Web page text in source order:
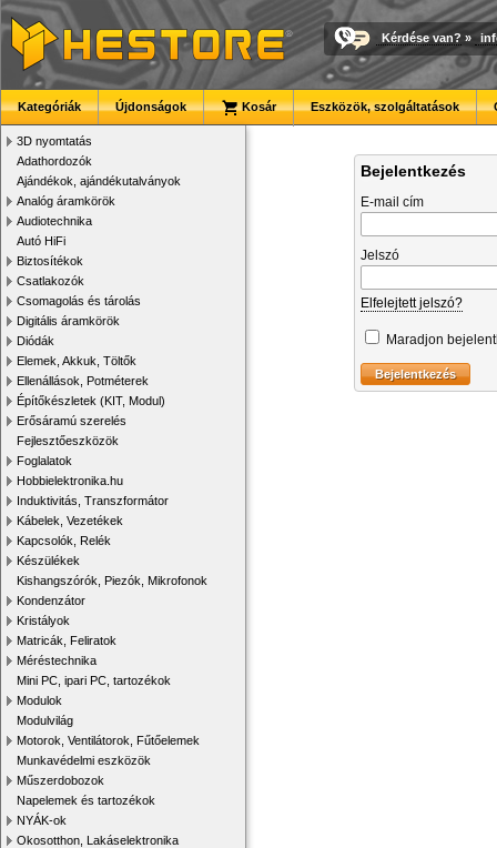
Kérdése van? »
Kategóriák Újdonságok Kosár Eszközök, szolgáltatások
3D nyomtatás
Adathordozók
Ajándékok, ajándékutalványok
Analóg áramkörök
Audiotechnika
Autó HiFi
Biztosítékok
Csatlakozók
Csomagolás és tárolás
Digitális áramkörök
Diódák
Elemek, Akkuk, Töltők
Ellenállások, Potméterek
Építőkészletek (KIT, Modul)
Erősáramú szerelés
Fejlesztőeszközök
Foglalatok
Hobbielektronika.hu
Induktivitás, Transzformátor
Kábelek, Vezetékek
Kapcsolók, Relék
Készülékek
Kishangszórók, Piezók, Mikrofonok
Kondenzátor
Kristályok
Matricák, Feliratok
Méréstechnika
Mini PC, ipari PC, tartozékok
Modulok
Modulvilág
Motorok, Ventilátorok, Fűtőelemek
Munkavédelmi eszközök
Műszerdobozok
Napelemek és tartozékok
NYÁK-ok
Okosotthon, Lakáselektronika
Bejelentkezés
E-mail cím
Jelszó
Elfelejtett jelszó?
Maradjon